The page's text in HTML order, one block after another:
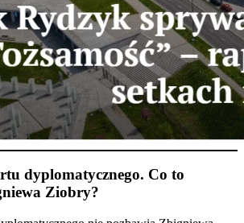
dyplomatycznego. Co to
Ziobry?